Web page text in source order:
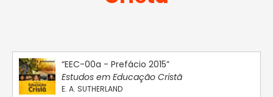
“EEC-00a - Prefácio 2015”
Estudos em Educação Cristã
E. A. SUTHERLAND